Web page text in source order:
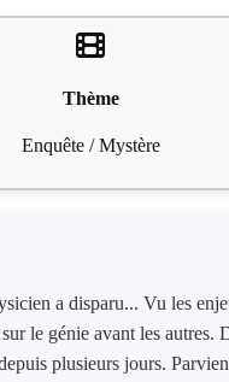
Thème
Enquête / Mystère
a disparu... Vu les
le génie avant les autres.
plusieurs jours.